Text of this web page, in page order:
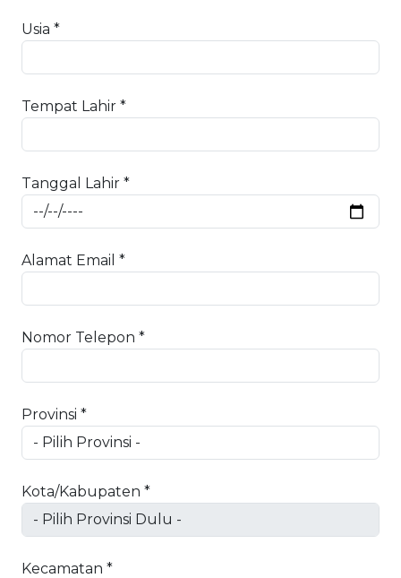
Usia *
Tempat Lahir *
Tanggal Lahir *
Alamat Email *
Nomor Telepon *
Provinsi *
Kota/Kabupaten *
Kecamatan *